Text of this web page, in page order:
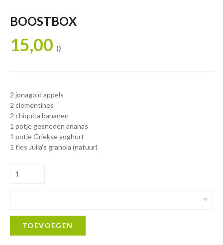
BOOSTBOX
15,00 ()
2 jonagold appels
2 clementines
2 chiquita bananen
1 potje gesneden ananas
1 potje Griekse yoghurt
1 fles Julia's granola (natuur)
TOEVOEGEN